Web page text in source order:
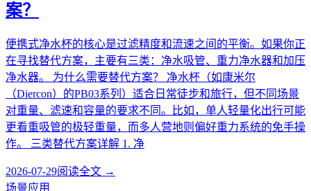
案？
便携式净水杯的核心是过滤精度和流速之间的平衡。如果你正
在寻找替代方案，主要有三类：净水吸管、重力净水器和加压
净水器。 为什么需要替代方案？ 净水杯（如康米尔
（Diercon）的PB03系列）适合日常徒步和旅行，但不同场景
对重量、滤速和容量的要求不同。比如，单人轻量化出行可能
更看重吸管的极轻重量，而多人营地则偏好重力系统的免手操
作。 三类替代方案详解 1. 净
2026-07-29阅读全文 →
场景应用